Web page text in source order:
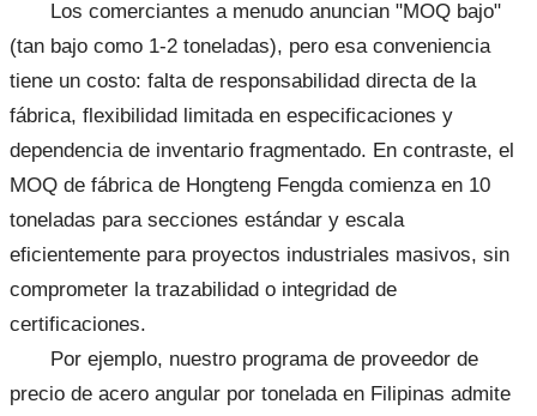
Los comerciantes a menudo anuncian "MOQ bajo"
(tan bajo como 1-2 toneladas), pero esa conveniencia
tiene un costo: falta de responsabilidad directa de la
fábrica, flexibilidad limitada en especificaciones y
dependencia de inventario fragmentado. En contraste, el
MOQ de fábrica de Hongteng Fengda comienza en 10
toneladas para secciones estándar y escala
eficientemente para proyectos industriales masivos, sin
comprometer la trazabilidad o integridad de
certificaciones.
Por ejemplo, nuestro programa de proveedor de
precio de acero angular por tonelada en Filipinas admite